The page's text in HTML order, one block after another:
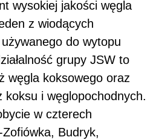
wysokiej jakości węgla
z wiodących
do wytopu
grupy JSW to
węgla koksowego oraz
koksu i węglopochodnych.
w czterech
Budryk,